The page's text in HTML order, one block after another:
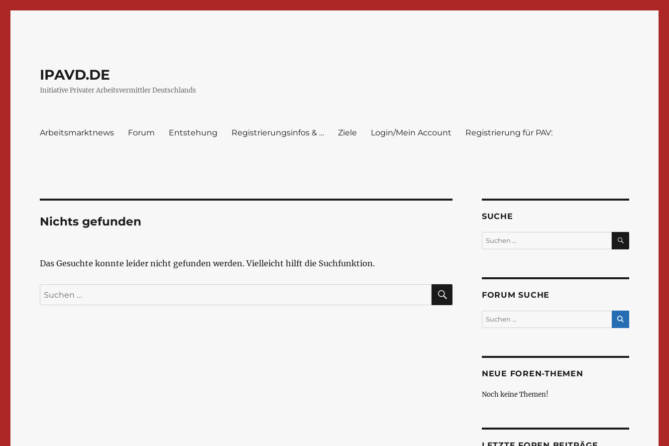
IPAVD.DE
Initiative Privater Arbeitsvermittler Deutschlands
Arbeitsmarktnews Forum Entstehung Registrierungsinfos & … Ziele Login/Mein Account Registrierung für PAV:
Nichts gefunden
Das Gesuchte konnte leider nicht gefunden werden. Vielleicht hilft die Suchfunktion.
Suchen
nach:
SUCHEN
SUCHE
Suchen
nach:
SUCHEN
FORUM SUCHE
NEUE FOREN-THEMEN
Noch keine Themen!